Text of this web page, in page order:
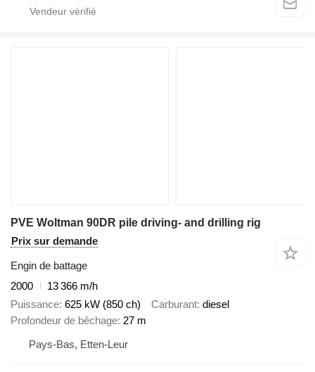
PVE Woltman 90DR pile driving- and drilling rig
Prix sur demande
Engin de battage
2000
13 366 m/h
Puissance 625 kW (850 ch) Carburant diesel
Profondeur de bêchage 27 m
Pays-Bas, Etten-Leur